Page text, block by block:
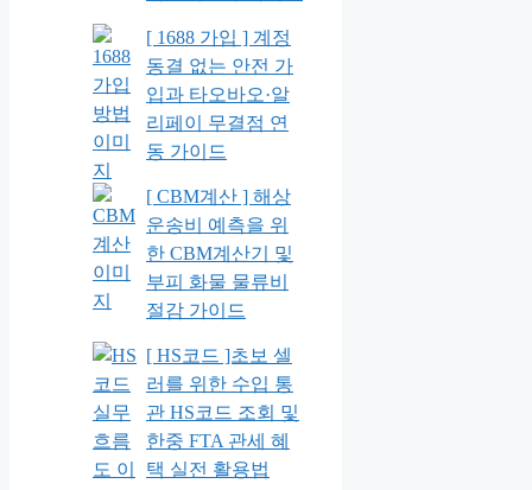
[ 1688 가입 ] 계정
동결 없는 안전 가
입과 타오바오·알
리페이 무결점 연
동 가이드
[ CBM계산 ] 해상
운송비 예측을 위
한 CBM계산기 및
부피 화물 물류비
절감 가이드
[ HS코드 ]초보 셀
러를 위한 수입 통
관 HS코드 조회 및
한중 FTA 관세 혜
택 실전 활용법